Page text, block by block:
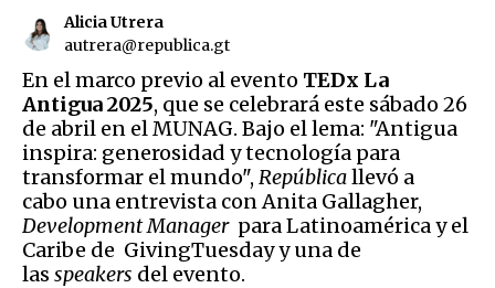
Alicia Utrera
autrera@republica.gt
En el marco previo al evento TEDx La
Antigua 2025, que se celebrará este sábado 26
de abril en el MUNAG. Bajo el lema: "Antigua
inspira: generosidad y tecnología para
transformar el mundo", Repúblicallevó a
cabo una entrevista con Anita Gallagher,
Development Managerpara Latinoamérica y el
Caribe de GivingTuesday y una de
las speakers del evento.